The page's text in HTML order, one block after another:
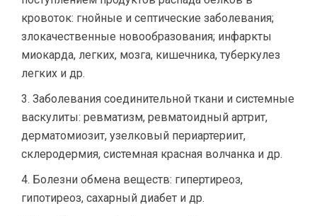
кровоток: гнойные и септические заболевания;
злокачественные новообразования; инфаркты
миокарда, легких, мозга, кишечника, туберкулез
легких и др.
Заболевания соединительной ткани и системные
васкулиты: ревматизм, ревматоидный артрит,
дерматомиозит, узелковый периартериит,
склеродермия, системная красная волчанка и др.
Болезни обмена веществ: гипертиреоз,
гипотиреоз, сахарный диабет и др.